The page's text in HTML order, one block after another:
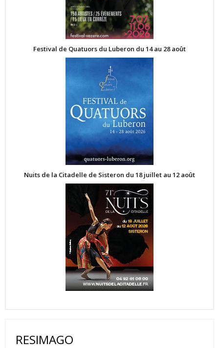
Festival de Quatuors du Luberon du 14 au 28 août
Nuits de la Citadelle de Sisteron du 18 juillet au 12 août
RESIMAGO